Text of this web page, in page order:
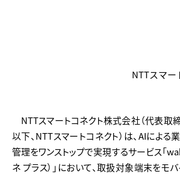
NTTスマー
NTTスマートコネクト株式会社（代表取
以下、NTTスマートコネクト）は、AIによ
管理をワンストップで実現するサービス「
ネ プラス）」において、取扱対象端末をモ